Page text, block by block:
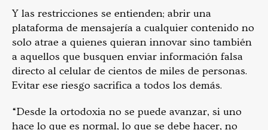
Y las restricciones se entienden; abrir una
plataforma de mensajería a cualquier contenido no
solo atrae a quienes quieran innovar sino también
a aquellos que busquen enviar información falsa
directo al celular de cientos de miles de personas.
Evitar ese riesgo sacrifica a todos los demás.
“Desde la ortodoxia no se puede avanzar, si uno
hace lo que es normal, lo que se debe hacer, no